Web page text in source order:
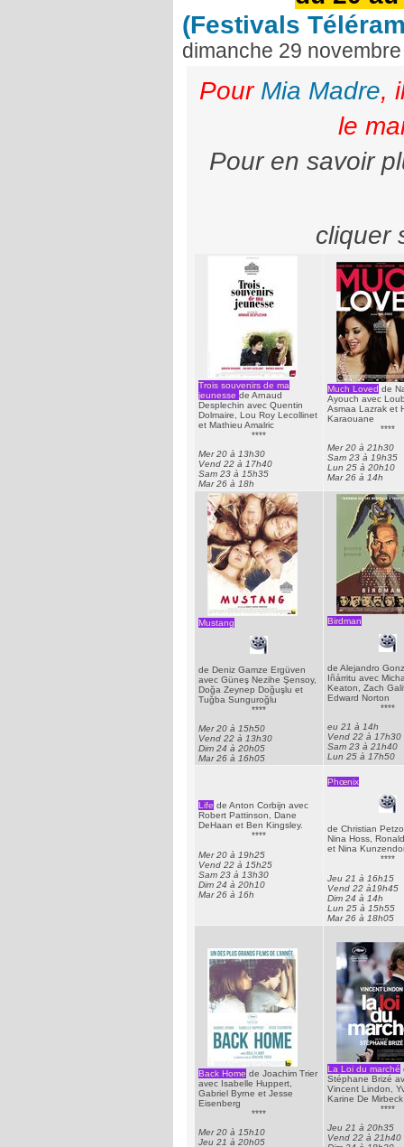
(Festivals
dimanche 29
Pour Mia Madre,
le
Pour en savoir
cliquer
Trois souvenirs de ma
jeunessede Arnaud
Desplechin avec Quentin
Dolmaire, Lou Roy Lecollinet
et Mathieu Amalric
****
Mer 20 à 13h30
Vend 22 à 17h40
Sam 23 à 15h35
Mar 26 à 18h
Much Loved de
Ayouch avec
Asmaa Lazrak et
Karaouane
****
Mer 20 à 21h30
Sam 23 à 19h35
Lun 25 à 20h10
Mar 26 à 14h
Mustang
de Deniz Gamze Ergüven
avec Güneş Nezihe Şensoy,
Doğa Zeynep Doğuşlu et
Tuğba Sunguroğlu
****
Mer 20 à 15h50
Vend 22 à 13h30
Dim 24 à 20h05
Mar 26 à 16h05
Birdman
de Alejandro
Iñárritu avec
Keaton, Zach
Edward Norton
****
eu 21 à 14h
Vend 22 à 17h30
Sam 23 à 21h40
Lun 25 à 17h50
Life de Anton Corbijn avec
Robert Pattinson, Dane
DeHaan et Ben Kingsley.
****
Mer 20 à 19h25
Vend 22 à 15h25
Sam 23 à 13h30
Dim 24 à 20h10
Mar 26 à 16h
Phœnix
de Christian
Nina Hoss,
et Nina
****
Jeu 21 à 16h15
Vend 22 à19h45
Dim 24 à 14h
Lun 25 à 15h55
Mar 26 à 18h05
Back Home de Joachim Trier
avec Isabelle Huppert,
Gabriel Byrne et Jesse
Eisenberg
****
Mer 20 à 15h10
Jeu 21 à 20h05
La Loi du marché
Stéphane Brizé
Vincent Lindon,
Karine De Mirbeck
****
Jeu 21 à 20h35
Vend 22 à 21h40